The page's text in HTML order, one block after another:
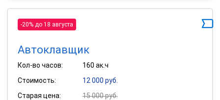
-20% до 18 августа
Автоклавщик
Кол-во часов:
160 ак.ч
Стоимость:
12 000 руб.
Старая цена:
15 000 руб.